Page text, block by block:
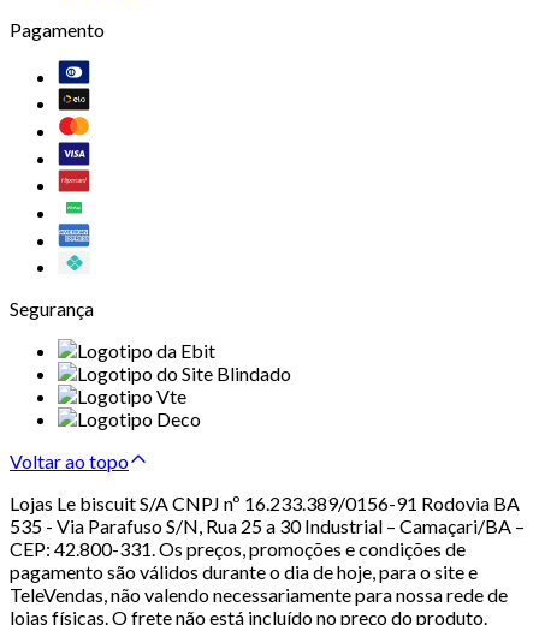
Pagamento
Segurança
Voltar ao topo
Lojas Le biscuit S/A CNPJ nº 16.233.389/0156-91 Rodovia BA
535 - Via Parafuso S/N, Rua 25 a 30 Industrial – Camaçari/BA –
CEP: 42.800-331. Os preços, promoções e condições de
pagamento são válidos durante o dia de hoje, para o site e
TeleVendas, não valendo necessariamente para nossa rede de
lojas físicas. O frete não está incluído no preço do produto.